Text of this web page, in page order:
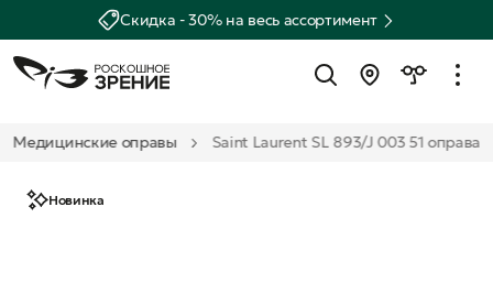
Скидка - 30% на весь ассортимент
Медицинские оправы Saint Laurent SL 893/J 003 51 оправа
Новинка